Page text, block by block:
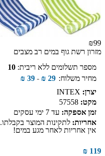
₪99
מזרון רשת גוף במים רב מצבים
מספר תשלומים ללא ריבית: 10
מחיר משלוח:
₪ 29
-
₪ 39
יצרן: INTEX
מקט: 57558
זמן אספקה: עד 7 ימי עסקים
אחריות: לתקינות המוצר בקבלתו.
אין אחריות לאחר מגע במים!
₪ 119